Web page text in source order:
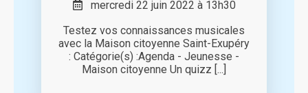
mercredi 22 juin 2022 à 13h30
Testez vos connaissances musicales
avec la Maison citoyenne Saint-Exupéry
: Catégorie(s) :Agenda - Jeunesse -
Maison citoyenne Un quizz [...]